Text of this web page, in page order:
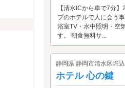
【清水ICから車で7分
プのホテルで人に会う
浴室TV・水中照明・空
す。 朝食無料サ...
静岡県 静岡市清水区堀込
ホテル 心の鍵